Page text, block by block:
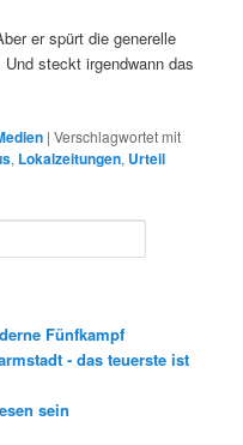
er spürt die generelle
steckt irgendwann das
|Verschlagwortet mit
, Lokalzeitungen, Urteil
Fünfkampf
- das teuerste ist
sein